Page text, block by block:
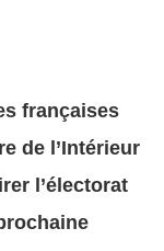
françaises
de l’Intérieur
l’électorat